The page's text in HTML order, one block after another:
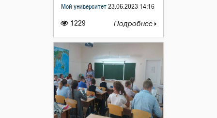
1229
Мой университет 23.06.2023 14:16
Подробнее